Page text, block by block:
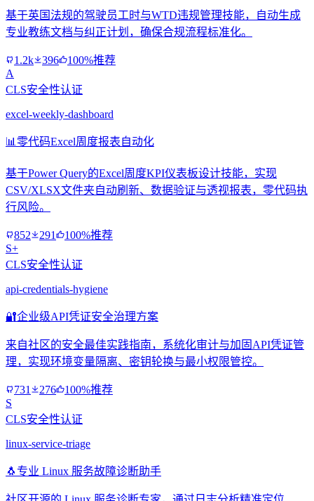
基于英国法规的驾驶员工时与WTD违规管理技能，自动生成
专业教练文档与纠正计划，确保合规流程标准化。
1.2k 396
100%推荐
A
CLS安全性认证
excel-weekly-dashboard
📊 零代码Excel周度报表自动化
基于Power Query的Excel周度KPI仪表板设计技能，实现
CSV/XLSX文件夹自动刷新、数据验证与透视报表，零代码执
行风险。
852 291
100%推荐
S+
CLS安全性认证
api-credentials-hygiene
🔐企业级API凭证安全治理方案
来自社区的安全最佳实践指南，系统化审计与加固API凭证管
理，实现环境变量隔离、密钥轮换与最小权限管控。
731 276
100%推荐
S
CLS安全性认证
linux-service-triage
🐧专业 Linux 服务故障诊断助手